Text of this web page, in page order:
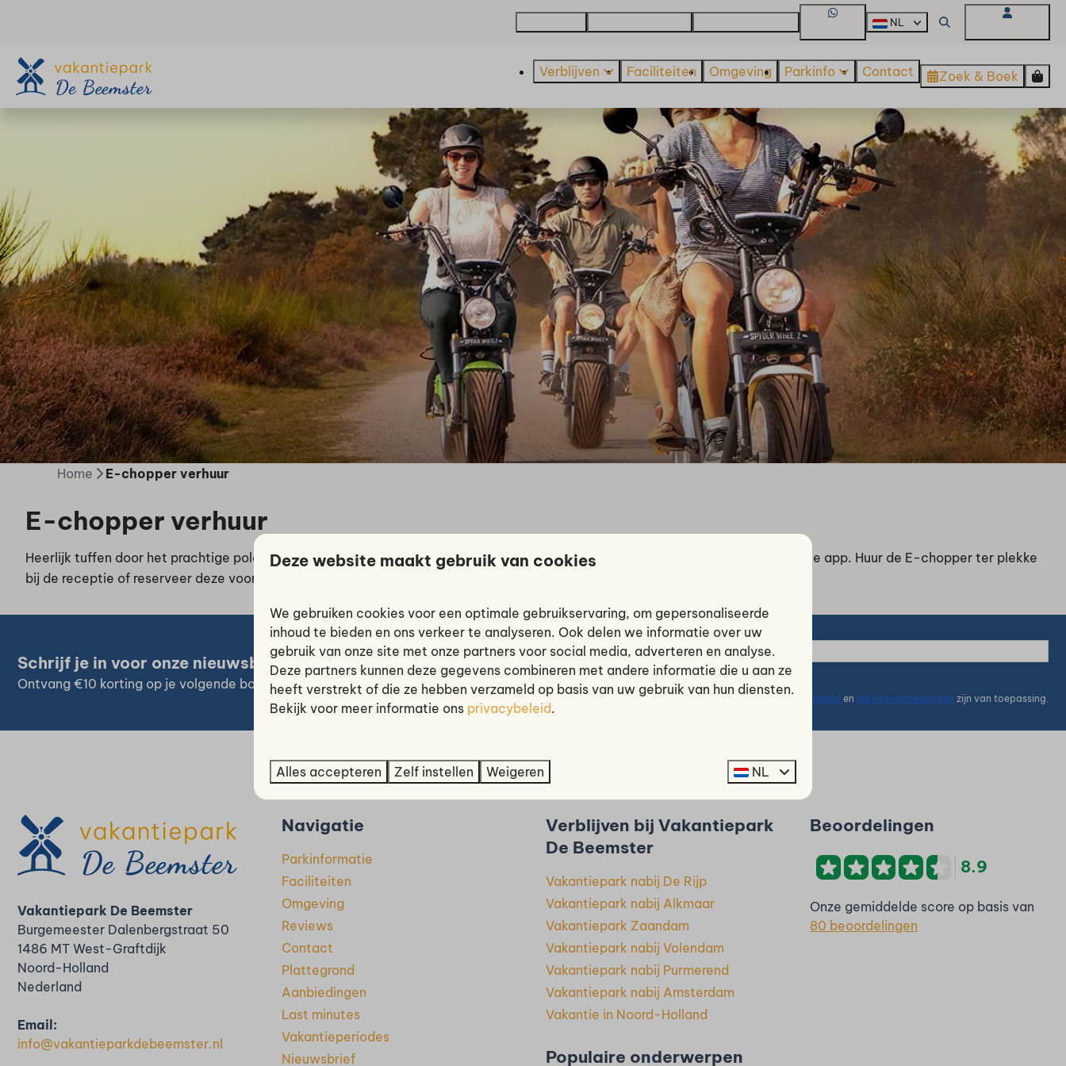
NL
Verblijven Faciliteiten Omgeving Parkinfo Contact Zoek & Boek
Home E-chopper verhuur
E-chopper verhuur
Heerlijk tuffen door het prachtige polderlandschap op een E-chopper. Er zijn verschillende routes te downloaden via een speciale app. Huur de E-chopper ter plekke
bij de receptie of reserveer deze vooraf.
Schrijf je in voor onze nieuwsbrief
Ontvang €10 korting op je volgende boeking
Versturen
privacybeleid en servicevoorwaarden zijn van toepassing.
Veilig betalen
Vakantiepark De Beemster
Burgemeester Dalenbergstraat 50
1486 MT West-Graftdijk
Noord-Holland
Nederland
Email:
info@vakantieparkdebeemster.nl
Navigatie
Parkinformatie
Faciliteiten
Omgeving
Reviews
Contact
Plattegrond
Aanbiedingen
Last minutes
Vakantieperiodes
Nieuwsbrief
Verblijven bij Vakantiepark
De Beemster
Vakantiepark nabij De Rijp
Vakantiepark nabij Alkmaar
Vakantiepark Zaandam
Vakantiepark nabij Volendam
Vakantiepark nabij Purmerend
Vakantiepark nabij Amsterdam
Vakantie in Noord-Holland
Populaire onderwerpen
Beoordelingen
8.9
Onze gemiddelde score op basis van
80 beoordelingen
Deze website maakt gebruik van cookies
We gebruiken cookies voor een optimale gebruikservaring, om gepersonaliseerde
inhoud te bieden en ons verkeer te analyseren. Ook delen we informatie over uw
gebruik van onze site met onze partners voor social media, adverteren en analyse.
Deze partners kunnen deze gegevens combineren met andere informatie die u aan ze
heeft verstrekt of die ze hebben verzameld op basis van uw gebruik van hun diensten.
Bekijk voor meer informatie ons privacybeleid.
Alles accepteren Zelf instellen Weigeren NL